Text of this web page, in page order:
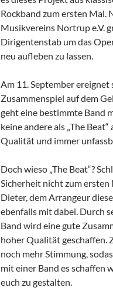
Rockband zum ersten Mal.
Musikvereins Nortrup e.V.
Dirigentenstab um das
neu aufleben zu lassen.
Am 11. September
Zusammenspiel auf dem
geht eine bestimmte Band
keine andere als „The
Qualität und immer
Doch wieso „The Beat“?
Sicherheit nicht zum ersten
Dieter, dem Arrangeur
ebenfalls mit dabei. Durch
Band wird eine gute
hoher Qualität geschaffen.
noch mehr Stimmung,
mit einer Band es schaffen
euch zu gestalten.